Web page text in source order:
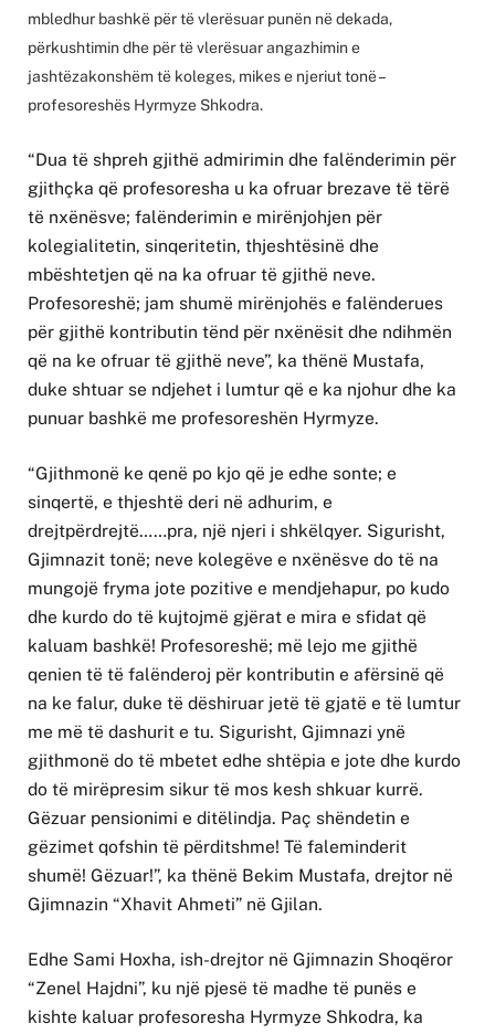
mbledhur bashkë për të vlerësuar punën në dekada,
përkushtimin dhe për të vlerësuar angazhimin e
jashtëzakonshëm të koleges, mikes e njeriut tonë –
profesoreshës Hyrmyze Shkodra.
“Dua të shpreh gjithë admirimin dhe falënderimin për
gjithçka që profesoresha u ka ofruar brezave të tërë
të nxënësve; falënderimin e mirënjohjen për
kolegialitetin, sinqeritetin, thjeshtësinë dhe
mbështetjen që na ka ofruar të gjithë neve.
Profesoreshë; jam shumë mirënjohës e falënderues
për gjithë kontributin tënd për nxënësit dhe ndihmën
që na ke ofruar të gjithë neve”, ka thënë Mustafa,
duke shtuar se ndjehet i lumtur që e ka njohur dhe ka
punuar bashkë me profesoreshën Hyrmyze.
“Gjithmonë ke qenë po kjo që je edhe sonte; e
sinqertë, e thjeshtë deri në adhurim, e
drejtpërdrejtë……pra, një njeri i shkëlqyer. Sigurisht,
Gjimnazit tonë; neve kolegëve e nxënësve do të na
mungojë fryma jote pozitive e mendjehapur, po kudo
dhe kurdo do të kujtojmë gjërat e mira e sfidat që
kaluam bashkë! Profesoreshë; më lejo me gjithë
qenien të të falënderoj për kontributin e afërsinë që
na ke falur, duke të dëshiruar jetë të gjatë e të lumtur
me më të dashurit e tu. Sigurisht, Gjimnazi ynë
gjithmonë do të mbetet edhe shtëpia e jote dhe kurdo
do të mirëpresim sikur të mos kesh shkuar kurrë.
Gëzuar pensionimi e ditëlindja. Paç shëndetin e
gëzimet qofshin të përditshme! Të faleminderit
shumë! Gëzuar!”, ka thënë Bekim Mustafa, drejtor në
Gjimnazin “Xhavit Ahmeti” në Gjilan.
Edhe Sami Hoxha, ish-drejtor në Gjimnazin Shoqëror
“Zenel Hajdni”, ku një pjesë të madhe të punës e
kishte kaluar profesoresha Hyrmyze Shkodra, ka